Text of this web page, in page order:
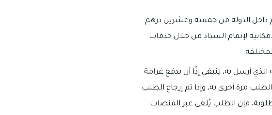
داخل الدولة من خمسة وعشرين درهم
لإتمام السداد من خلال خدمات
أرسل به، ينبغي إذًا أن يدفع غرامة
مرة أخرى به، وإذا تم إرجاع الطلب
فإن الطلب يُلغَى عبر المنصات